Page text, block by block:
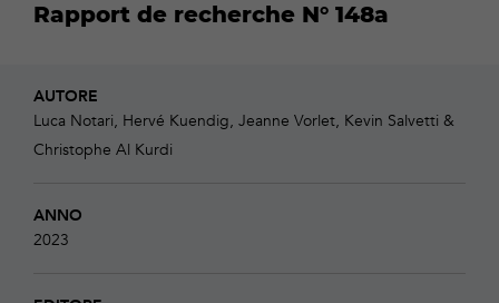
Rapport de recherche N° 148a
AUTORE
Luca Notari, Hervé Kuendig, Jeanne Vorlet, Kevin Salvetti &
Christophe Al Kurdi
ANNO
2023